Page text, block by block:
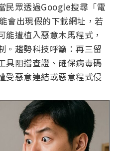
民眾透過Google搜尋「電
會出現假的下載網址，若
遭植入惡意木馬程式，
。趨勢科技呼籲：再三留
具阻擋查證、確保病毒碼
受惡意連結或惡意程式侵